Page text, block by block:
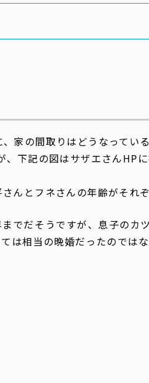
家の間取りはどうなってい
下記の図はサザエさんHPに
んとフネさんの年齢がそれ
でだそうですが、息子のカ
は相当の晩婚だったのでは